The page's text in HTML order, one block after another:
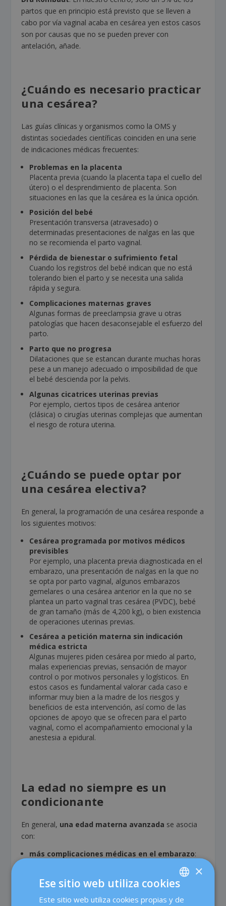
partos que en principio está previsto que se lleven a
cabo por vía vaginal acaba en cesárea yen estos casos
son por causas que no se pueden prever con
antelación, añade.
¿Cuándo es necesario practicar
una cesárea?
Las guías clínicas y organismos como la OMS y
distintas sociedades científicas coinciden en una serie
de indicaciones médicas frecuentes:
Problemas en la placenta
Placenta previa (cuando la placenta tapa el cuello del
útero) o el desprendimiento de placenta. Son
situaciones en las que la cesárea es la única opción.
Posición del bebé
Presentación transversa (atravesado) o
determinadas presentaciones de nalgas en las que
no se recomienda el parto vaginal.
Pérdida de bienestar o sufrimiento fetal
Cuando los registros del bebé indican que no está
tolerando bien el parto y se necesita una salida
rápida y segura.
Complicaciones maternas graves
Algunas formas de preeclampsia grave u otras
patologías que hacen desaconsejable el esfuerzo del
parto.
Parto que no progresa
Dilataciones que se estancan durante muchas horas
pese a un manejo adecuado o imposibilidad de que
el bebé descienda por la pelvis.
Algunas cicatrices uterinas previas
Por ejemplo, ciertos tipos de cesárea anterior
(clásica) o cirugías uterinas complejas que aumentan
el riesgo de rotura uterina.
¿Cuándo se puede optar por
una cesárea electiva?
En general, la programación de una cesárea responde a
los siguientes motivos:
Cesárea programada por motivos médicos
previsibles
Por ejemplo, una placenta previa diagnosticada en el
embarazo, una presentación de nalgas en la que no
se opta por parto vaginal, algunos embarazos
gemelares o una cesárea anterior en la que no se
plantea un parto vaginal tras cesárea (PVDC), bebé
de gran tamaño (más de 4,200 kg), o bien existencia
de operaciones uterinas previas.
Cesárea a petición materna sin indicación
médica estricta
Algunas mujeres piden cesárea por miedo al parto,
malas experiencias previas, sensación de mayor
control o por motivos personales y logísticos. En
estos casos es fundamental valorar cada caso e
informar muy bien a la madre de los riesgos y
beneficios de esta intervención, así como de las
opciones de apoyo que se ofrecen para el parto
vaginal, como el acompañamiento emocional y la
anestesia a epidural.
La edad no siempre es un
condicionante
En general, una edad materna avanzada se asocia
con:
más complicaciones médicas en el embarazo:
más inducciones de parto,por riesgo aumentado
de complicaciones si el embarazo se prolonga.
SPANISH
×
Ese sitio web utiliza cookies
Este sitio web utiliza cookies propias y de